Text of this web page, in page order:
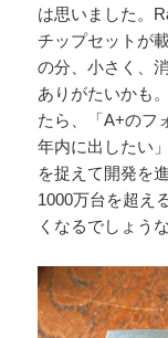
は思いました。
チップセットが
の分、小さく、
ありがたいかも
たら、「A+のフ
年内に出したい
を捉えて開発を
1000万台を超え
くなるでしょうな